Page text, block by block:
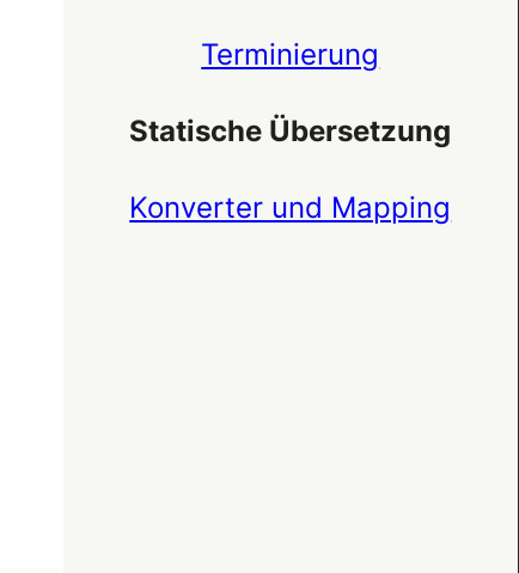
Terminierung
Statische Übersetzung
Konverter und Mapping